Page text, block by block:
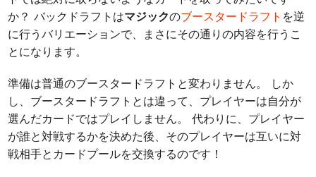
か？ バックドラフトはマジックのブースタードラフト を逆
に行うバリエーションで、まさにその通りの内容を行うこ
とになります。
準備は普通のブースタードラフトと変わりません。 しか
し、ブースタードラフトとは違って、プレイヤーは自分が
選んだカードではプレイしません。 代わりに、プレイヤー
が誰と対戦するかを決めた後、そのプレイヤーは互いに対
戦相手とカードプールを交換するのです！